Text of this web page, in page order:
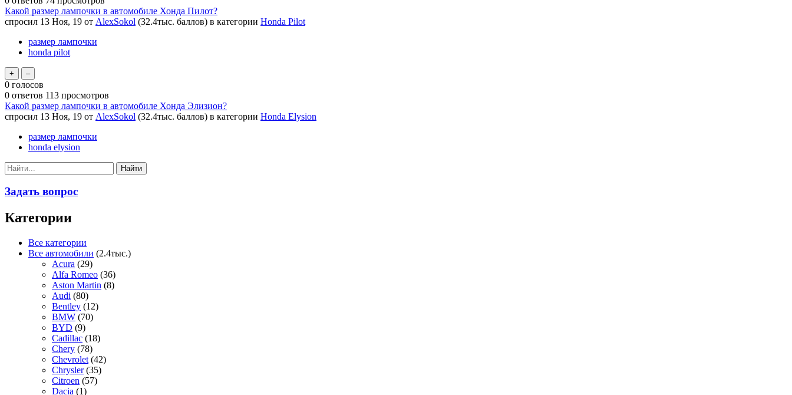
Какой размер лампочки в автомобиле Хонда Пилот?
спросил 13 Ноя, 19 от AlexSokol (32.4тыс. баллов) в категории Honda Pilot
размер лампочки
honda pilot
0 голосов
0 ответов 113 просмотров
Какой размер лампочки в автомобиле Хонда Элизион?
спросил 13 Ноя, 19 от AlexSokol (32.4тыс. баллов) в категории Honda Elysion
размер лампочки
honda elysion
Задать вопрос
Категории
Все категории
Все автомобили (2.4тыс.)
Acura (29)
Alfa Romeo (36)
Aston Martin (8)
Audi (80)
Bentley (12)
BMW (70)
BYD (9)
Cadillac (18)
Chery (78)
Chevrolet (42)
Chrysler (35)
Citroen (57)
Dacia (1)